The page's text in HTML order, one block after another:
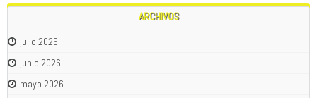
ARCHIVOS
julio 2026
junio 2026
mayo 2026